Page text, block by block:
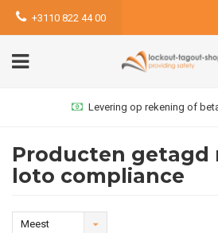
+3110 822 44 00
Levering op rekening of
Producten getagd
loto compliance
Meest